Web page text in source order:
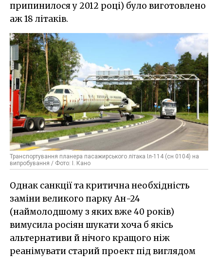
припинилося у 2012 році) було виготовлено
аж 18 літаків.
Транспортування планера пасажирського літака Іл-114 (сн 0104) на
випробування / Фото: І. Кано
Однак санкції та критична необхідність
заміни великого парку Ан-24
(наймолодшому з яких вже 40 років)
вимусила росіян шукати хоча б якісь
альтернативи й нічого кращого ніж
реанімувати старий проект під виглядом